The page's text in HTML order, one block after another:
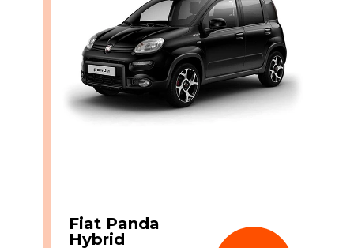
Fiat Panda
Hybrid